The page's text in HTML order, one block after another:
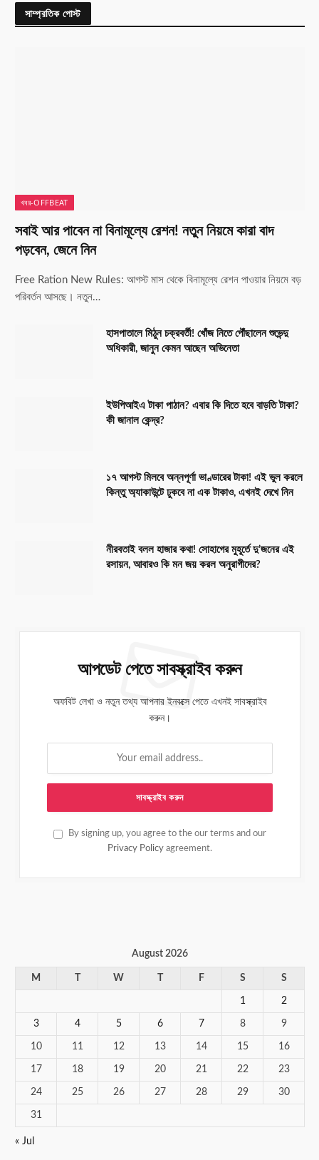
সাম্প্রতিক পোস্ট
খবর-OFFBEAT
সবাই আর পাবেন না বিনামূল্যে রেশন! নতুন নিয়মে কারা বাদ
পড়বেন, জেনে নিন
Free Ration New Rules: আগস্ট মাস থেকে বিনামূল্যে রেশন পাওয়ার নিয়মে বড়
পরিবর্তন আসছে। নতুন…
হাসপাতালে মিঠুন চক্রবর্তী! খোঁজ নিতে পৌঁছালেন শুভেন্দু
অধিকারী, জানুন কেমন আছেন অভিনেতা
ইউপিআইএ টাকা পাঠান? এবার কি দিতে হবে বাড়তি টাকা?
কী জানাল কেন্দ্র?
১৭ আগস্ট মিলবে অন্নপূর্ণা ভাণ্ডারের টাকা! এই ভুল করলে
কিন্তু অ্যাকাউন্টে ঢুকবে না এক টাকাও, এখনই দেখে নিন
নীরবতাই বলল হাজার কথা! সোহাগের মুহূর্তে দু’জনের এই
রসায়ন, আবারও কি মন জয় করল অনুরাগীদের?
আপডেট পেতে সাবস্ক্রাইব করুন
অফবিট লেখা ও নতুন তথ্য আপনার ইনবক্সে পেতে এখনই সাবস্ক্রাইব
করুন।
By signing up, you agree to the our terms and our
Privacy Policy agreement.
August 2026
M W F S S
1 2
3 4 5 6 7 8 9
10 11 12 13 14 15 16
17 18 19 20 21 22 23
24 25 26 27 28 29 30
31
« Jul